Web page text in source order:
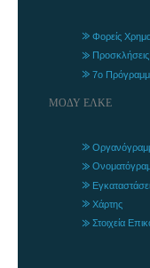
Φορείς
7ο
ΜΟΔΥ ΕΛΚΕ
Χάρτης
Στοιχεία